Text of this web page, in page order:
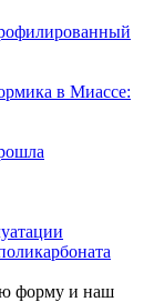
в Миассе:
форму и наш